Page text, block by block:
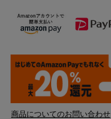
商品についてのお問い合わせ